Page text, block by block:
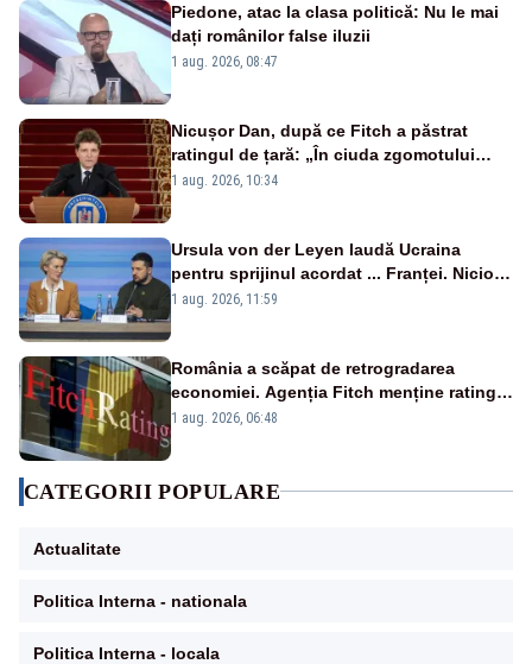
Piedone, atac la clasa politică: Nu le mai
dați românilor false iluzii
1 aug. 2026, 08:47
Nicușor Dan, după ce Fitch a păstrat
ratingul de țară: „În ciuda zgomotului
politic, România funcționează”
1 aug. 2026, 10:34
Ursula von der Leyen laudă Ucraina
pentru sprijinul acordat ... Franței. Nicio
reacție privind ajutorul energetic promis
1 aug. 2026, 11:59
România a scăpat de retrogradarea
economiei. Agenția Fitch menține ratingul
„BBB-” cu perspectivă negativă
1 aug. 2026, 06:48
CATEGORII POPULARE
Actualitate
Politica Interna - nationala
Politica Interna - locala